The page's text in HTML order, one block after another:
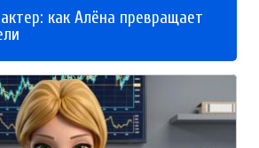
как Алёна превращает